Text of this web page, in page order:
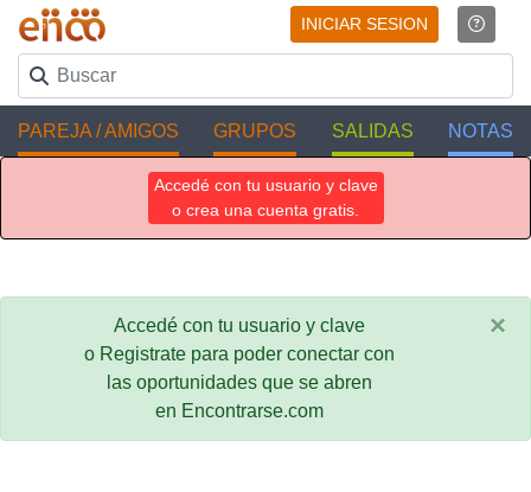
INICIAR SESION
PAREJA / AMIGOS GRUPOS SALIDAS NOTAS
Accedé con tu usuario y clave
o crea una cuenta gratis.
Accedé con tu usuario y clave
o Registrate para poder conectar con
las oportunidades que se abren
en Encontrarse.com
×